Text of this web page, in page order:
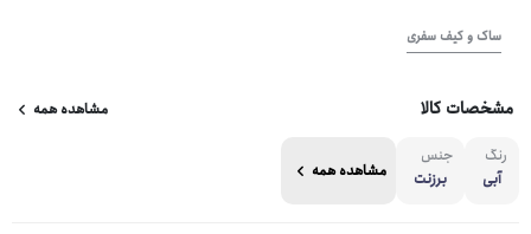
ساک و کیف سفری
مشخصات کالا مشاهده همه
رنگ
آبی
جنس
برزنت
مشاهده همه